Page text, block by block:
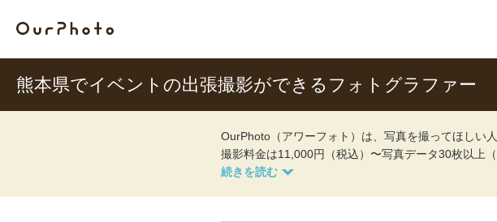
熊本県でイベントの出張撮影ができるフォトグラファー
OurPhoto（アワーフォト）は、写真を撮ってほしい
撮影料金は11,000円（税込）〜写真データ30枚以上